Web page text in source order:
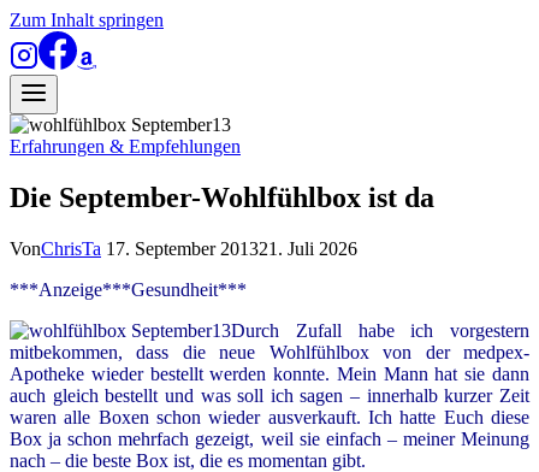
Zum Inhalt springen
Erfahrungen & Empfehlungen
Die September-Wohlfühlbox ist da
VonChrisTa 17. September 201321. Juli 2026
***Anzeige***Gesundheit***
Durch Zufall habe ich vorgestern
mitbekommen, dass die neue Wohlfühlbox von der medpex-
Apotheke wieder bestellt werden konnte. Mein Mann hat sie dann
auch gleich bestellt und was soll ich sagen – innerhalb kurzer Zeit
waren alle Boxen schon wieder ausverkauft. Ich hatte Euch diese
Box ja schon mehrfach gezeigt, weil sie einfach – meiner Meinung
nach – die beste Box ist, die es momentan gibt.